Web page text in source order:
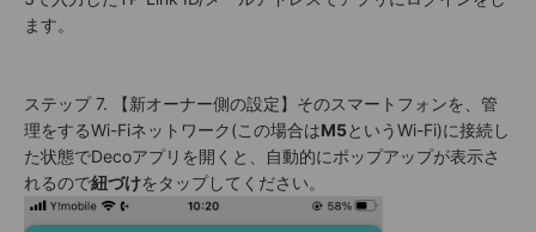
ます。
ステップ 7. 【新オーナー側の設定】そのスマートフォンを、管
理をするWi-Fiネットワーク(この場合はM5というWi-Fi)に接続し
た状態でDecoアプリを開くと、自動的にポップアップが表示さ
れるので紐づけをタップしてください。